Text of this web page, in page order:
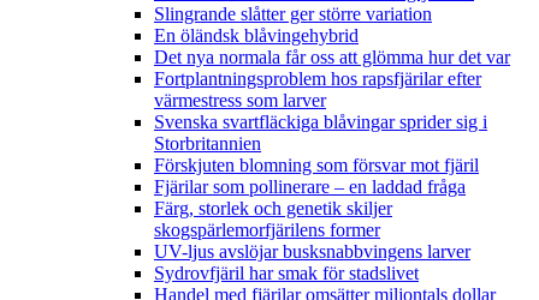
Slingrande slåtter ger större variation
En öländsk blåvingehybrid
Det nya normala får oss att glömma hur det var
Fortplantningsproblem hos rapsfjärilar efter
värmestress som larver
Svenska svartfläckiga blåvingar sprider sig i
Storbritannien
Förskjuten blomning som försvar mot fjäril
Fjärilar som pollinerare – en laddad fråga
Färg, storlek och genetik skiljer
skogspärlemorfjärilens former
UV-ljus avslöjar busksnabbvingens larver
Sydrovfjäril har smak för stadslivet
Handel med fjärilar omsätter miljontals dollar